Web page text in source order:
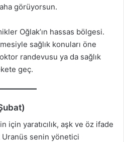
görüyorsun.
Oğlak’ın hassas bölgesi.
sağlık konuları öne
randevusu ya da sağlık
geç.
için yaratıcılık, aşk ve öz ifade
senin yönetici